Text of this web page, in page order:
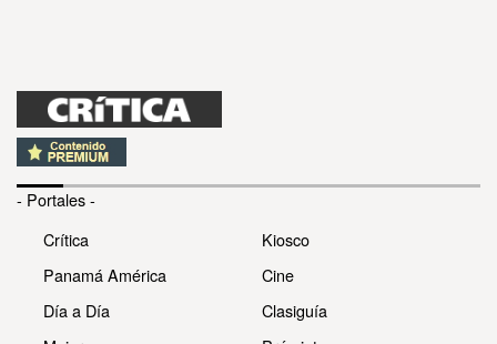
- Portales -
Crítica
Panamá América
Día a Día
Kiosco
Cine
Clasiguía